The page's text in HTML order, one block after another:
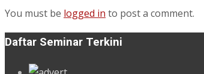
You must be logged in to post a comment.
Daftar Seminar Terkini